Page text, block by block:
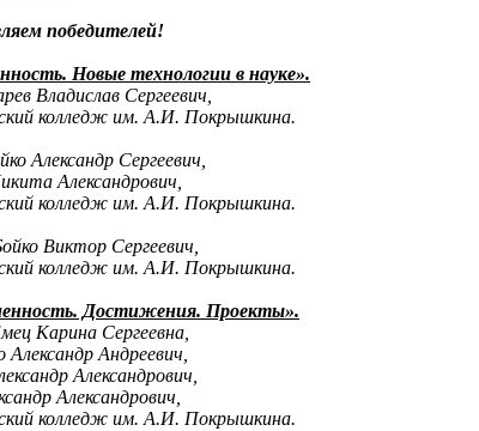
победителей!
Новые технологии в науке».
Владислав Сергеевич,
колледж им. А.И. Покрышкина.
Александр Сергеевич,
Александрович,
колледж им. А.И. Покрышкина.
Виктор Сергеевич,
колледж им. А.И. Покрышкина.
Достижения. Проекты».
Карина Сергеевна,
Александр Андреевич,
Александрович,
Александрович,
колледж им. А.И. Покрышкина.